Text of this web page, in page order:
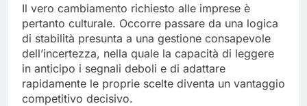
Il vero cambiamento richiesto alle imprese è
pertanto culturale. Occorre passare da una logica
di stabilità presunta a una gestione consapevole
dell’incertezza, nella quale la capacità di leggere
in anticipo i segnali deboli e di adattare
rapidamente le proprie scelte diventa un vantaggio
competitivo decisivo.